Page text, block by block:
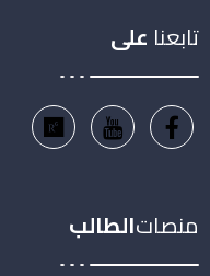
تابعنا على
منصاتالطالب